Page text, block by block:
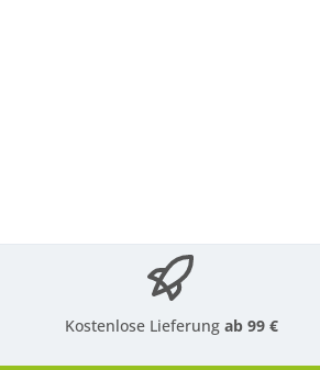
Kostenlose Lieferungab 99 €